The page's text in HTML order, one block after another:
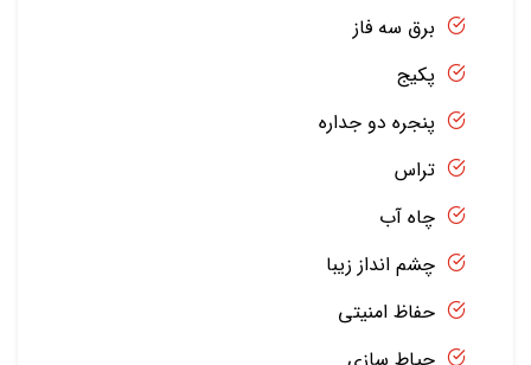
برق سه فاز
پکیج
پنجره دو جداره
تراس
چاه آب
چشم انداز زیبا
حفاظ امنیتی